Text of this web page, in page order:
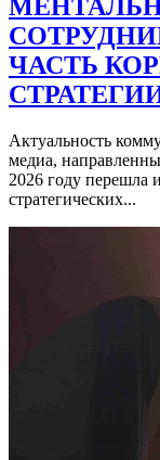
ЧАСТЬ
Актуальность
медиа,
2026 году перешла
стратегических...